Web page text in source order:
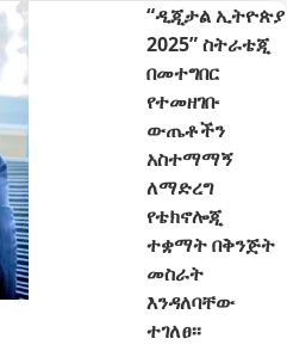
“ዲጂታል ኢትዮጵያ
2025” ስትራቴጂ
በመተግበር
የተመዘገቡ
ውጤቶችን
አስተማማኝ
ለማድረግ
የቴክኖሎጂ
ተቋማት በቅንጅት
መስራት
እንዳለባቸው
ተገለፀ፡፡